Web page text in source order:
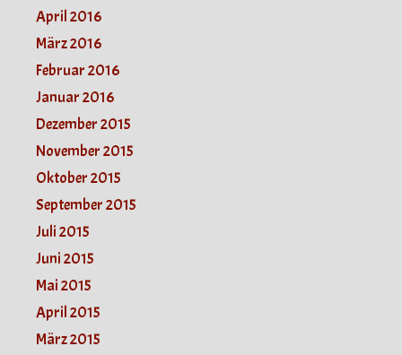
April 2016
März 2016
Februar 2016
Januar 2016
Dezember 2015
November 2015
Oktober 2015
September 2015
Juli 2015
Juni 2015
Mai 2015
April 2015
März 2015